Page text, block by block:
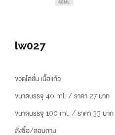
lw027
ขวดโลชั่น เนื้อแก้ว
ขนาดบรรจุ 40 ml. / ราคา 27 บาท
ขนาดบรรจุ 100 ml. / ราคา 33 บาท
สั่งซื้อ/สอบถาม